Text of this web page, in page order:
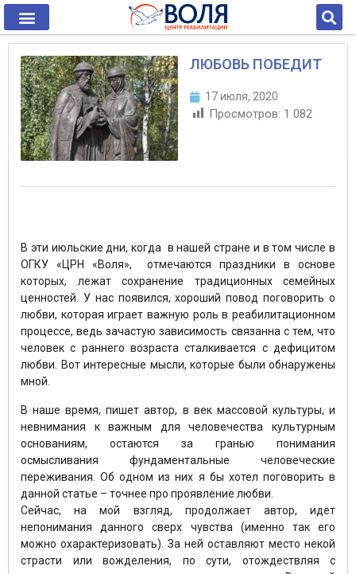
ЛЮБОВЬ ПОБЕДИТ
17 июля, 2020
Просмотров: 1 082
В эти июльские дни, когда в нашей стране и в том числе в
ОГКУ «ЦРН «Воля», отмечаются праздники в основе
которых, лежат сохранение традиционных семейных
ценностей. У нас появился, хороший повод поговорить о
любви, которая играет важную роль в реабилитационном
процессе, ведь зачастую зависимость связанна с тем, что
человек с раннего возраста сталкивается с дефицитом
любви. Вот интересные мысли, которые были обнаружены
мной.
В наше время, пишет автор, в век массовой культуры, и
невнимания к важным для человечества культурным
основаниям, остаются за гранью понимания
осмысливания фундаментальные человеческие
переживания. Об одном из них я бы хотел поговорить в
данной статье – точнее про проявление любви.
Сейчас, на мой взгляд, продолжает автор, идет
непонимания данного сверх чувства (именно так его
можно охарактеризовать). За ней оставляют место некой
страсти или вожделения, по сути, отождествляя с